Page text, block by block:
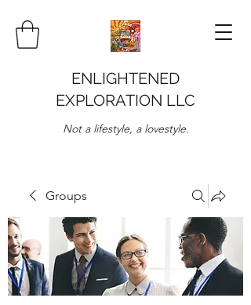
ENLIGHTENED
EXPLORATION LLC
Not a lifestyle, a lovestyle.
Groups